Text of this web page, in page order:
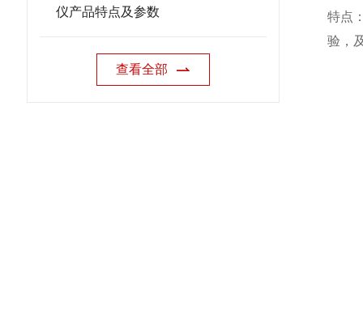
仪产品特点及参数
查看全部
特点
验，